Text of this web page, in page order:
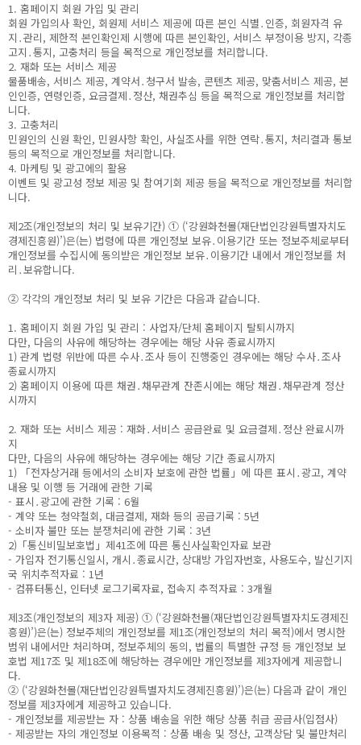
1. 홈페이지 회원 가입 및 관리
회원 가입의사 확인, 회원제 서비스 제공에 따른 본인 식별․인증, 회원자격 유
지․관리, 제한적 본인확인제 시행에 따른 본인확인, 서비스 부정이용 방지, 각종
고지․통지, 고충처리 등을 목적으로 개인정보를 처리합니다.
2. 재화 또는 서비스 제공
물품배송, 서비스 제공, 계약서․청구서 발송, 콘텐츠 제공, 맞춤서비스 제공, 본
인인증, 연령인증, 요금결제․정산, 채권추심 등을 목적으로 개인정보를 처리합
니다.
3. 고충처리
민원인의 신원 확인, 민원사항 확인, 사실조사를 위한 연락․통지, 처리결과 통보
등의 목적으로 개인정보를 처리합니다.
4. 마케팅 및 광고에의 활용
이벤트 및 광고성 정보 제공 및 참여기회 제공 등을 목적으로 개인정보를 처리합
니다.
제2조(개인정보의 처리 및 보유기간) ① (‘강원화천몰(재단법인강원특별자치도
경제진흥원)’)은(는) 법령에 따른 개인정보 보유․이용기간 또는 정보주체로부터
개인정보를 수집시에 동의받은 개인정보 보유․이용기간 내에서 개인정보를 처
리․보유합니다.
② 각각의 개인정보 처리 및 보유 기간은 다음과 같습니다.
1. 홈페이지 회원 가입 및 관리 : 사업자/단체 홈페이지 탈퇴시까지
다만, 다음의 사유에 해당하는 경우에는 해당 사유 종료시까지
1) 관계 법령 위반에 따른 수사․조사 등이 진행중인 경우에는 해당 수사․조사
종료시까지
2) 홈페이지 이용에 따른 채권․채무관계 잔존시에는 해당 채권․채무관계 정산
시까지
2. 재화 또는 서비스 제공 : 재화․서비스 공급완료 및 요금결제․정산 완료시까
지
다만, 다음의 사유에 해당하는 경우에는 해당 기간 종료시까지
1) 「전자상거래 등에서의 소비자 보호에 관한 법률」에 따른 표시․광고, 계약
내용 및 이행 등 거래에 관한 기록
- 표시․광고에 관한 기록 : 6월
- 계약 또는 청약철회, 대금결제, 재화 등의 공급기록 : 5년
- 소비자 불만 또는 분쟁처리에 관한 기록 : 3년
2)「통신비밀보호법」제41조에 따른 통신사실확인자료 보관
- 가입자 전기통신일시, 개시․종료시간, 상대방 가입자번호, 사용도수, 발신기지
국 위치추적자료 : 1년
- 컴퓨터통신, 인터넷 로그기록자료, 접속지 추적자료 : 3개월
제3조(개인정보의 제3자 제공) ① (‘강원화천몰(재단법인강원특별자치도경제진
흥원)’)은(는) 정보주체의 개인정보를 제1조(개인정보의 처리 목적)에서 명시한
범위 내에서만 처리하며, 정보주체의 동의, 법률의 특별한 규정 등 개인정보 보
호법 제17조 및 제18조에 해당하는 경우에만 개인정보를 제3자에게 제공합니
다.
② (‘강원화천몰(재단법인강원특별자치도경제진흥원)’)은(는) 다음과 같이 개인
정보를 제3자에게 제공하고 있습니다.
- 개인정보를 제공받는 자 : 상품 배송을 위한 해당 상품 취급 공급사(입점사)
- 제공받는 자의 개인정보 이용목적 : 상품 배송 및 정산, 고객상담 및 불만처리